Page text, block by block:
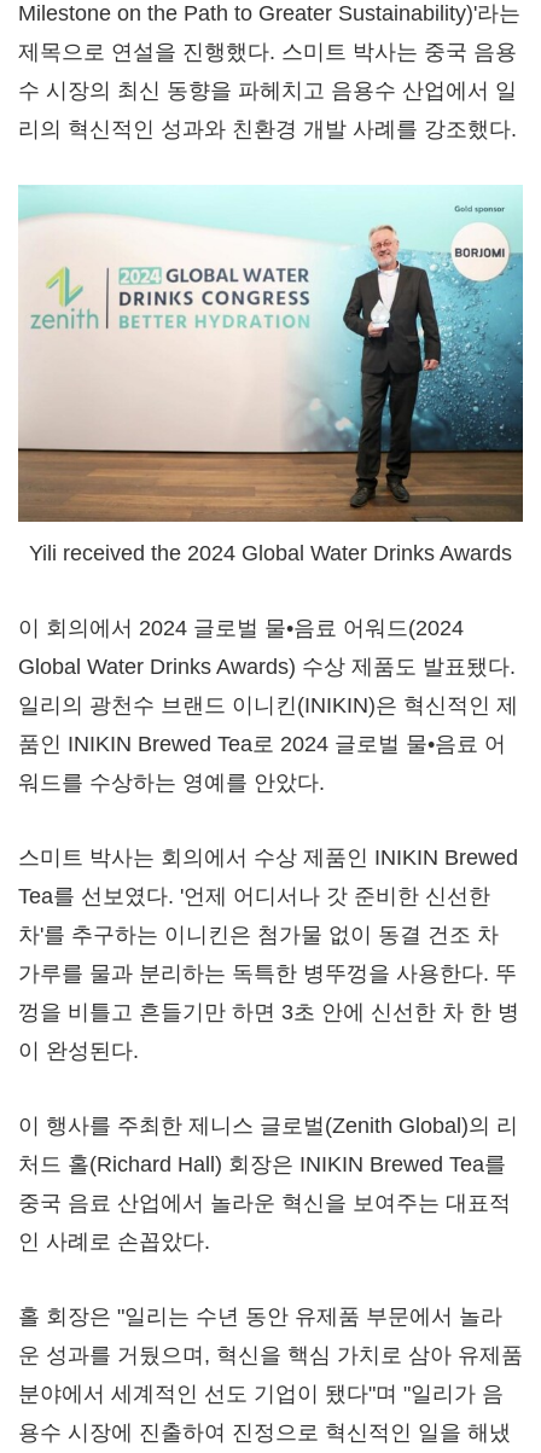
Milestone on the Path to Greater Sustainability)'라는
제목으로 연설을 진행했다. 스미트 박사는 중국 음용
수 시장의 최신 동향을 파헤치고 음용수 산업에서 일
리의 혁신적인 성과와 친환경 개발 사례를 강조했다.
Yili received the 2024 Global Water Drinks Awards
이 회의에서 2024 글로벌 물•음료 어워드(2024
Global Water Drinks Awards) 수상 제품도 발표됐다.
일리의 광천수 브랜드 이니킨(INIKIN)은 혁신적인 제
품인 INIKIN Brewed Tea로 2024 글로벌 물•음료 어
워드를 수상하는 영예를 안았다.
스미트 박사는 회의에서 수상 제품인 INIKIN Brewed
Tea를 선보였다. '언제 어디서나 갓 준비한 신선한
차'를 추구하는 이니킨은 첨가물 없이 동결 건조 차
가루를 물과 분리하는 독특한 병뚜껑을 사용한다. 뚜
껑을 비틀고 흔들기만 하면 3초 안에 신선한 차 한 병
이 완성된다.
이 행사를 주최한 제니스 글로벌(Zenith Global)의 리
처드 홀(Richard Hall) 회장은 INIKIN Brewed Tea를
중국 음료 산업에서 놀라운 혁신을 보여주는 대표적
인 사례로 손꼽았다.
홀 회장은 "일리는 수년 동안 유제품 부문에서 놀라
운 성과를 거뒀으며, 혁신을 핵심 가치로 삼아 유제품
분야에서 세계적인 선도 기업이 됐다"며 "일리가 음
용수 시장에 진출하여 진정으로 혁신적인 일을 해냈